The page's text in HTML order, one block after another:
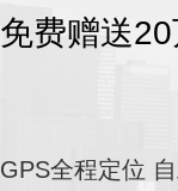
免费赠送
GPS全程定位